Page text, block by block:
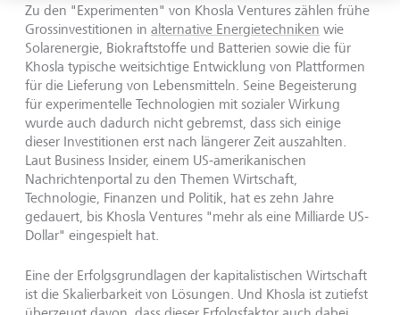
Zu den "Experimenten" von Khosla Ventures zählen frühe
Grossinvestitionen in alternative Energietechniken wie
Solarenergie, Biokraftstoffe und Batterien sowie die für
Khosla typische weitsichtige Entwicklung von Plattformen
für die Lieferung von Lebensmitteln. Seine Begeisterung
für experimentelle Technologien mit sozialer Wirkung
wurde auch dadurch nicht gebremst, dass sich einige
dieser Investitionen erst nach längerer Zeit auszahlten.
Laut Business Insider, einem US-amerikanischen
Nachrichtenportal zu den Themen Wirtschaft,
Technologie, Finanzen und Politik, hat es zehn Jahre
gedauert, bis Khosla Ventures "mehr als eine Milliarde US-
Dollar" eingespielt hat.
Eine der Erfolgsgrundlagen der kapitalistischen Wirtschaft
ist die Skalierbarkeit von Lösungen. Und Khosla ist zutiefst